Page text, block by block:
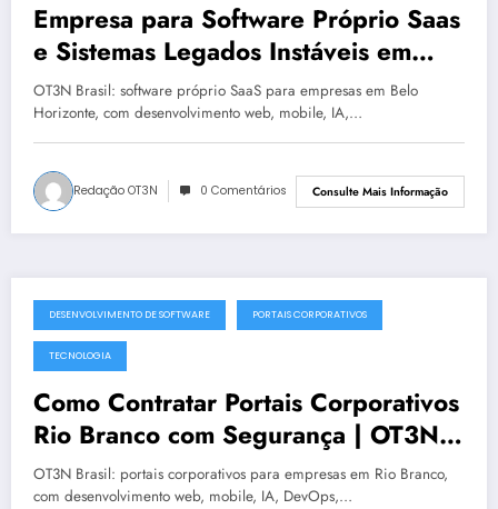
Empresa para Software Próprio Saas
e Sistemas Legados Instáveis em
Belo Horizonte | OT3N Brasil – Guia
3449
OT3N Brasil: software próprio SaaS para empresas em Belo
Horizonte, com desenvolvimento web, mobile, IA,…
Redação OT3N 0 Comentários Consulte Mais Informação
julho 19, 2025
DESENVOLVIMENTO DE SOFTWARE PORTAIS CORPORATIVOS
TECNOLOGIA
Como Contratar Portais Corporativos
Rio Branco com Segurança | OT3N
Brasil
OT3N Brasil: portais corporativos para empresas em Rio Branco,
com desenvolvimento web, mobile, IA, DevOps,…